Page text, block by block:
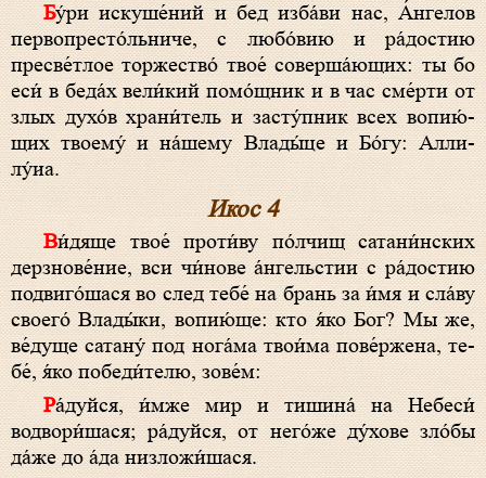
Бу́ри ис­ку­ше́­ний и бед из­ба́­ви нас, А́н­ге­лов
первопресто́льниче, с лю­бо́­вию и ра́­дос­тию
пресве́тлое торжество́ твое́ соверша́ющих: ты бо
еси́ в бе­да́х ве­ли́­кий помо́щник и в час сме́р­ти от
злых ду­хо́в храни́тель и засту́пник всех во­пию́­
щих тво­ему́ и на́­ше­му Вла­ды́­це и Бо́­гу: Алли­
лу́иа.
Икос 4
Ви́­дя­ще твое́ про­ти́­ву по́лчищ сатани́нских
дерз­но­ве́­ние, вси чи́нове а́нгельстии с ра́­дос­тию
подвиго́шася во след те­бе́ на брань за и́мя и сла́­ву
сво­его́ Влады́ки, во­пию́­ще: кто я́ко Бог? Мы же,
ве́­ду­ще сатану́ под нога́ма твои́ма пове́ржена, те­
бе́, я́ко по­бе­ди́­те­лю, зо­ве́м:
Ра́­дуй­ся, и́м­же мир и тишина́ на Не­бе­си́
водвори́шася; ра́­дуй­ся, от него́же ду́хове зло́бы
да́же до а́да низложи́шася.